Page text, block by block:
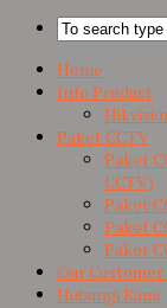
Home
Info Product
Paket CCTV
Paket
CCTV)
Paket
Paket
Paket
Our
Hubungi Kami